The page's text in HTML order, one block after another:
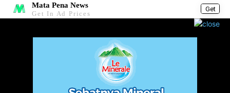
Get
Mata Pena News
Get In Ad Prices